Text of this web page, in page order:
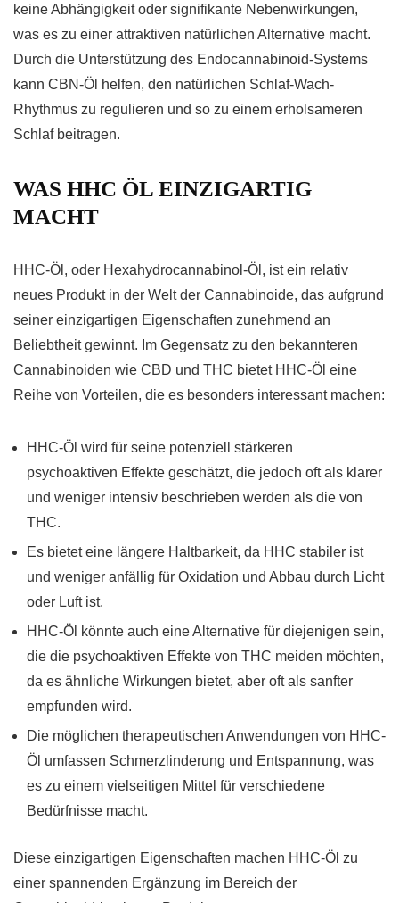
keine Abhängigkeit oder signifikante Nebenwirkungen,
was es zu einer attraktiven natürlichen Alternative macht.
Durch die Unterstützung des Endocannabinoid-Systems
kann CBN-Öl helfen, den natürlichen Schlaf-Wach-
Rhythmus zu regulieren und so zu einem erholsameren
Schlaf beitragen.
WAS HHC ÖL EINZIGARTIG
MACHT
HHC-Öl, oder Hexahydrocannabinol-Öl, ist ein relativ
neues Produkt in der Welt der Cannabinoide, das aufgrund
seiner einzigartigen Eigenschaften zunehmend an
Beliebtheit gewinnt. Im Gegensatz zu den bekannteren
Cannabinoiden wie CBD und THC bietet HHC-Öl eine
Reihe von Vorteilen, die es besonders interessant machen:
HHC-Öl wird für seine potenziell stärkeren
psychoaktiven Effekte geschätzt, die jedoch oft als klarer
und weniger intensiv beschrieben werden als die von
THC.
Es bietet eine längere Haltbarkeit, da HHC stabiler ist
und weniger anfällig für Oxidation und Abbau durch Licht
oder Luft ist.
HHC-Öl könnte auch eine Alternative für diejenigen sein,
die die psychoaktiven Effekte von THC meiden möchten,
da es ähnliche Wirkungen bietet, aber oft als sanfter
empfunden wird.
Die möglichen therapeutischen Anwendungen von HHC-
Öl umfassen Schmerzlinderung und Entspannung, was
es zu einem vielseitigen Mittel für verschiedene
Bedürfnisse macht.
Diese einzigartigen Eigenschaften machen HHC-Öl zu
einer spannenden Ergänzung im Bereich der